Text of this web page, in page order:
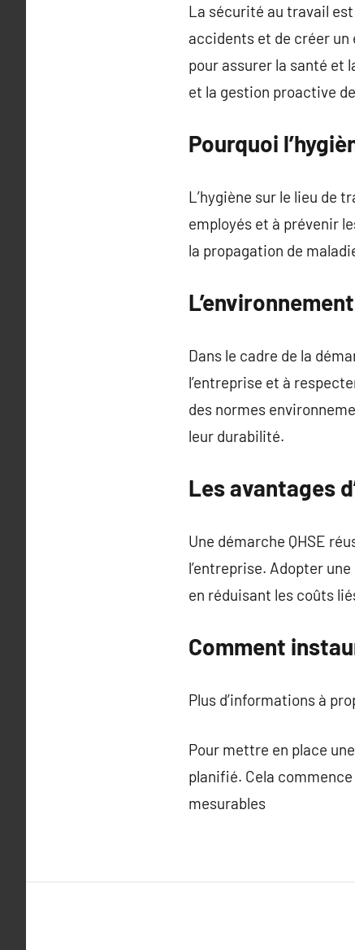
La sécurité au travail
accidents et de créer
pour assurer la santé et
et la gestion proactive
Pourquoi
L’hygiène sur le lieu de
employés et à prévenir
la propagation de
Dans le cadre de la
l’entreprise et à
des normes
leur durabilité.
Les avantages
Une démarche QHSE
l’entreprise. Adopter
en réduisant les coûts
Comment
Plus d’informations à
Pour mettre en place
planifié. Cela
mesurables